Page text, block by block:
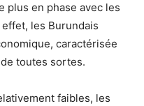
plus en phase avec les
les Burundais
caractérisée
toutes sortes.
faibles, les